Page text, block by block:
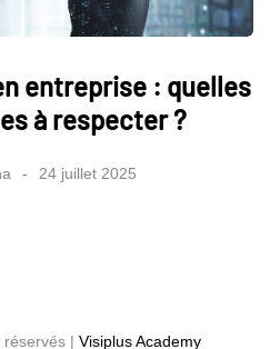
entreprise : quelles
à respecter ?
24 juillet 2025
réservés | Visiplus Academy